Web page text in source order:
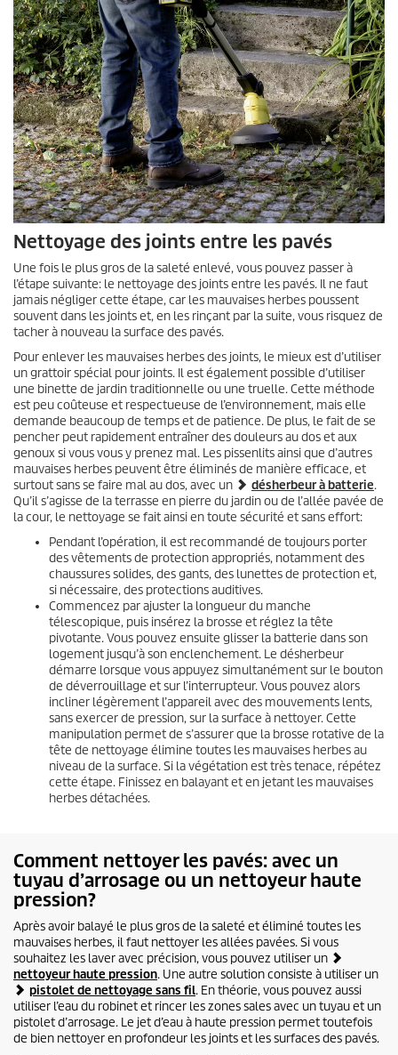
Nettoyage des joints entre les pavés
Une fois le plus gros de la saleté enlevé, vous pouvez passer à
l’étape suivante: le nettoyage des joints entre les pavés. Il ne faut
jamais négliger cette étape, car les mauvaises herbes poussent
souvent dans les joints et, en les rinçant par la suite, vous risquez de
tacher à nouveau la surface des pavés.
Pour enlever les mauvaises herbes des joints, le mieux est d’utiliser
un grattoir spécial pour joints. Il est également possible d’utiliser
une binette de jardin traditionnelle ou une truelle. Cette méthode
est peu coûteuse et respectueuse de l’environnement, mais elle
demande beaucoup de temps et de patience. De plus, le fait de se
pencher peut rapidement entraîner des douleurs au dos et aux
genoux si vous vous y prenez mal. Les pissenlits ainsi que d’autres
mauvaises herbes peuvent être éliminés de manière efficace, et
surtout sans se faire mal au dos, avec un
désherbeur à batterie.
Qu’il s’agisse de la terrasse en pierre du jardin ou de l’allée pavée de
la cour, le nettoyage se fait ainsi en toute sécurité et sans effort:
Pendant l’opération, il est recommandé de toujours porter
des vêtements de protection appropriés, notamment des
chaussures solides, des gants, des lunettes de protection et,
si nécessaire, des protections auditives.
Commencez par ajuster la longueur du manche
télescopique, puis insérez la brosse et réglez la tête
pivotante. Vous pouvez ensuite glisser la batterie dans son
logement jusqu’à son enclenchement. Le désherbeur
démarre lorsque vous appuyez simultanément sur le bouton
de déverrouillage et sur l’interrupteur. Vous pouvez alors
incliner légèrement l’appareil avec des mouvements lents,
sans exercer de pression, sur la surface à nettoyer. Cette
manipulation permet de s’assurer que la brosse rotative de la
tête de nettoyage élimine toutes les mauvaises herbes au
niveau de la surface. Si la végétation est très tenace, répétez
cette étape. Finissez en balayant et en jetant les mauvaises
herbes détachées.
Comment nettoyer les pavés: avec un
tuyau d’arrosage ou un nettoyeur haute
pression?
Après avoir balayé le plus gros de la saleté et éliminé toutes les
mauvaises herbes, il faut nettoyer les allées pavées. Si vous
souhaitez les laver avec précision, vous pouvez utiliser un
nettoyeur haute pression. Une autre solution consiste à utiliser un
pistolet de nettoyage sans fil. En théorie, vous pouvez aussi
utiliser l’eau du robinet et rincer les zones sales avec un tuyau et un
pistolet d’arrosage. Le jet d’eau à haute pression permet toutefois
de bien nettoyer en profondeur les joints et les surfaces des pavés.